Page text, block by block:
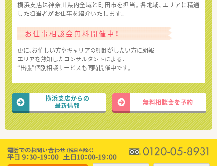
横浜支店は神奈川県内全域と町田市を担当。各地域、エリアに精通
した担当者がお仕事を紹介いたします。
お仕事相談会無料開催中！
更に、お忙しい方やキャリアの棚卸がしたい方に朗報!
エリアを熟知したコンサルタントによる、
“出張”個別相談サービスも同時開催中です。
横浜支店からの
最新情報
無料相談会を予約